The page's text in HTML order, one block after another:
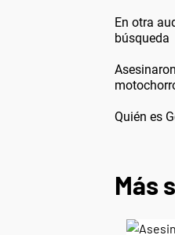
En otra
búsqueda
Quién es
Más